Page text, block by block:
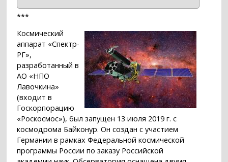
***
Космический
аппарат «Спектр-
РГ»,
разработанный в
АО «НПО
Лавочкина»
(входит в
Госкорпорацию
«Роскосмос»), был запущен 13 июля 2019 г. с
космодрома Байконур. Он создан с участием
Германии в рамках Федеральной космической
программы России по заказу Российской